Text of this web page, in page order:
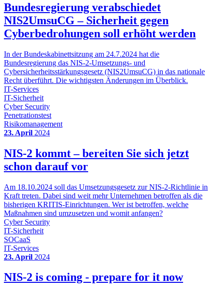
Bundesregierung verabschiedet
NIS2UmsuCG – Sicherheit gegen
Cyberbedrohungen soll erhöht werden
In der Bundeskabinettsitzung am 24.7.2024 hat die
Bundesregierung das NIS-2-Umsetzungs- und
Cybersicherheitsstärkungsgesetz (NIS2UmsuCG) in das nationale
Recht überführt. Die wichtigsten Änderungen im Überblick.
IT-Services
IT-Sicherheit
Cyber Security
Penetrationstest
Risikomanagement
23. April 2024
NIS-2 kommt – bereiten Sie sich jetzt
schon darauf vor
Am 18.10.2024 soll das Umsetzungsgesetz zur NIS-2-Richtlinie in
Kraft treten. Dabei sind weit mehr Unternehmen betroffen als die
bisherigen KRITIS-Einrichtungen. Wer ist betroffen, welche
Maßnahmen sind umzusetzen und womit anfangen?
Cyber Security
IT-Sicherheit
SOCaaS
IT-Services
23. April 2024
NIS-2 is coming - prepare for it now